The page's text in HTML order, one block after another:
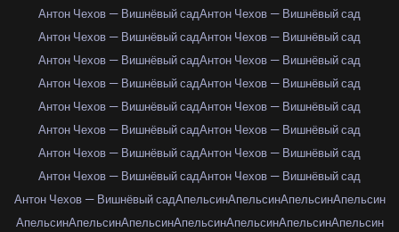
Антон Чехов — Вишнёвый садАнтон Чехов — Вишнёвый сад
Антон Чехов — Вишнёвый садАнтон Чехов — Вишнёвый сад
Антон Чехов — Вишнёвый садАнтон Чехов — Вишнёвый сад
Антон Чехов — Вишнёвый садАнтон Чехов — Вишнёвый сад
Антон Чехов — Вишнёвый садАнтон Чехов — Вишнёвый сад
Антон Чехов — Вишнёвый садАнтон Чехов — Вишнёвый сад
Антон Чехов — Вишнёвый садАнтон Чехов — Вишнёвый сад
Антон Чехов — Вишнёвый садАнтон Чехов — Вишнёвый сад
Антон Чехов — Вишнёвый садАпельсинАпельсинАпельсинАпельсин
АпельсинАпельсинАпельсинАпельсинАпельсинАпельсинАпельсин